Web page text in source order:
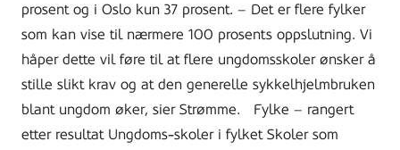
prosent og i Oslo kun 37 prosent. – Det er flere fylker
som kan vise til nærmere 100 prosents oppslutning. Vi
håper dette vil føre til at flere ungdomsskoler ønsker å
stille slikt krav og at den generelle sykkelhjelmbruken
blant ungdom øker, sier Strømme. Fylke – rangert
etter resultat Ungdoms-skoler i fylket Skoler som